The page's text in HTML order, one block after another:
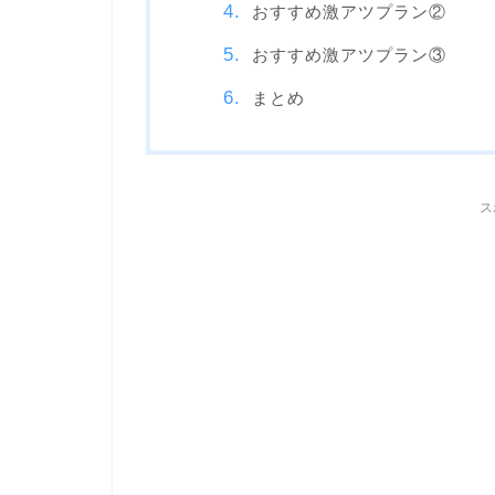
おすすめ激アツプラン②
おすすめ激アツプラン③
まとめ